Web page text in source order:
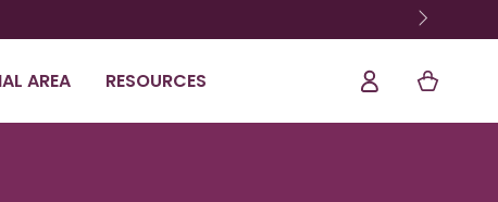
AREA RESOURCES
Log
In
Shopping
Cart